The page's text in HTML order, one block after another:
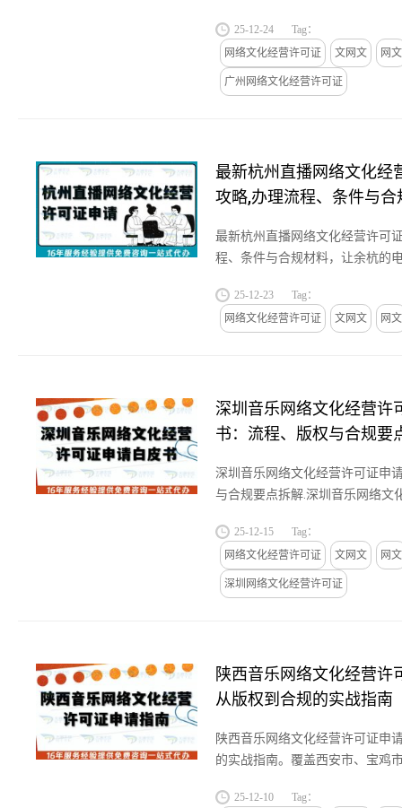
25-12-24
Tag：
网络文化经营许可证
文网文 网文
广州网络文化经营许可证
最新杭州直播网络文化经
攻略,办理流程、条件与合
最新杭州直播网络文化经营许可
程、条件与合规材料，让余杭的
范传播文化。...
25-12-23
Tag：
网络文化经营许可证
文网文 网文
深圳音乐网络文化经营许
书：流程、版权与合规要
深圳音乐网络文化经营许可证申
与合规要点拆解.深圳音乐网络文
保“内容合规、版权合法”...
25-12-15
Tag：
网络文化经营许可证
文网文 网文
深圳网络文化经营许可证
陕西音乐网络文化经营许
从版权到合规的实战指南
陕西音乐网络文化经营许可证申
的实战指南。覆盖西安市、宝鸡
帮企业解决“版权不清、材料...
25-12-10 Tag：